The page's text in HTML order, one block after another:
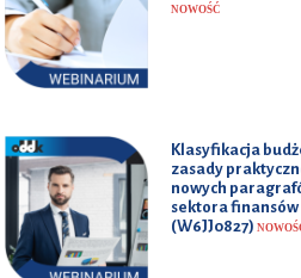
NOWOŚĆ
Klasyfikacja
zasady
nowych
sektora
(W6JJ0827)